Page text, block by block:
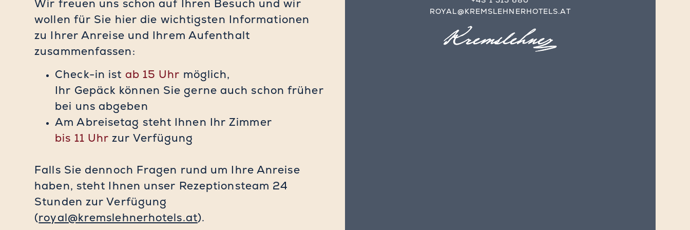
Wir freuen uns schon auf Ihren Besuch und wir
wollen für Sie hier die wichtigsten Informationen
zu Ihrer Anreise und Ihrem Aufenthalt
zusammenfassen:
Check-in ist ab 15 Uhr möglich,
Ihr Gepäck können Sie gerne auch schon früher
bei uns abgeben
Am Abreisetag steht Ihnen Ihr Zimmer
bis 11 Uhr zur Verfügung
Falls Sie dennoch Fragen rund um Ihre Anreise
haben, steht Ihnen unser Rezeptionsteam 24
Stunden zur Verfügung
(royal@kremslehnerhotels.at).
ROYAL@KREMSLEHNERHOTELS.AT